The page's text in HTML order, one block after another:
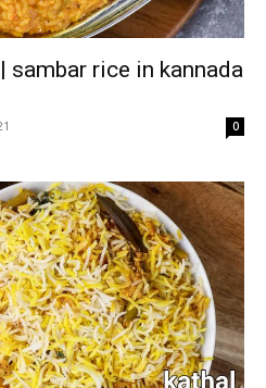
rice in kannada
0